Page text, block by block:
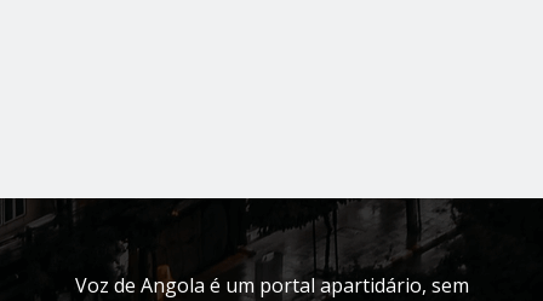
Voz de Angola é um portal apartidário, sem